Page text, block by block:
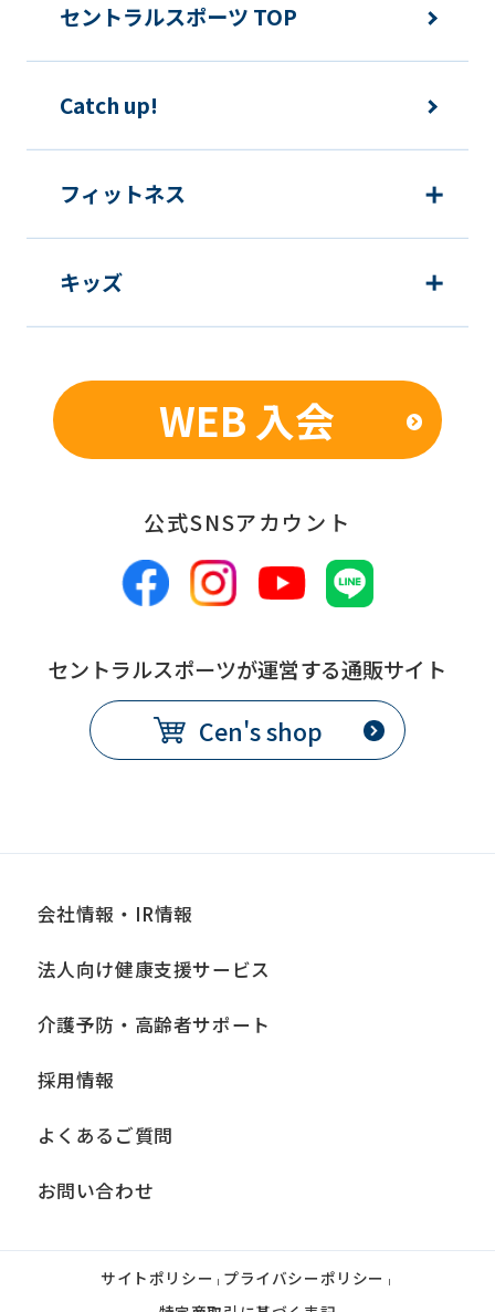
セントラルスポーツ TOP
Catch up!
フィットネス
キッズ
WEB 入会
公式SNSアカウント
セントラルスポーツが運営する通販サイト
Cen's shop
会社情報・IR情報
法人向け健康支援サービス
介護予防・高齢者サポート
採用情報
よくあるご質問
お問い合わせ
サイトポリシー | プライバシーポリシー |